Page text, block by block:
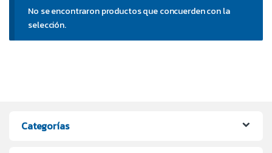
No se encontraron productos que concuerden con la
selección.
Categorías